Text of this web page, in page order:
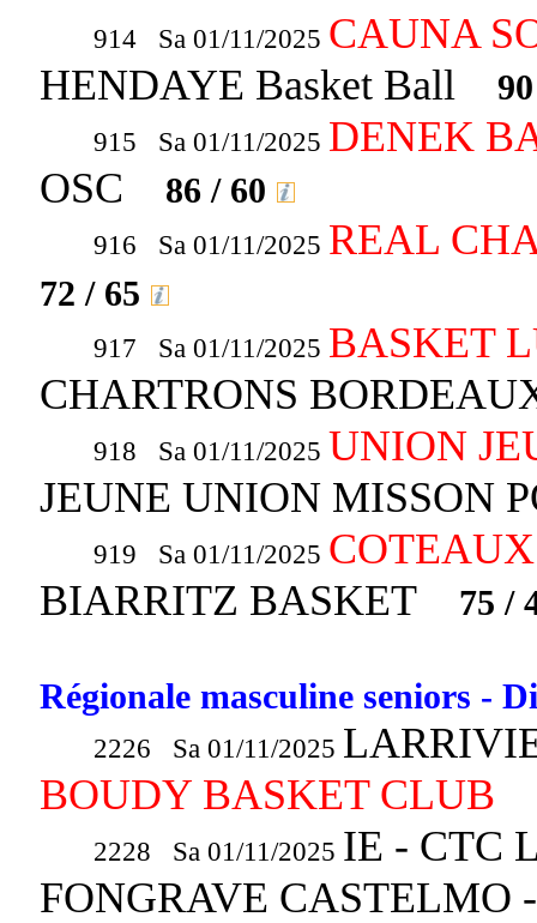
914 Sa 01/11/2025 CAUNA
HENDAYE Basket Ball
915 Sa 01/11/2025 DENEK
OSC
86 / 60
916 Sa 01/11/2025 REAL
72 / 65
917 Sa 01/11/2025 BASKET
CHARTRONS
918 Sa 01/11/2025 UNION
JEUNE UNION MISSON
919 Sa 01/11/2025
BIARRITZ BASKET
75 /
Régionale masculine seniors -
2226 Sa 01/11/2025
BOUDY BASKET CLUB
2228 Sa 01/11/2025 IE - CTC
FONGRAVE CASTELMO